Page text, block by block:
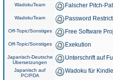
WadokuTeam Falscher Pitch-
WadokuTeam Password
Off-Topic/Sonstiges Free Software
Off-Topic/Sonstiges Exekution
Japanisch-Deutsche
Übersetzungen
Unterschrift auf
Japanisch auf
PC/PDA
Wadoku für Kindle